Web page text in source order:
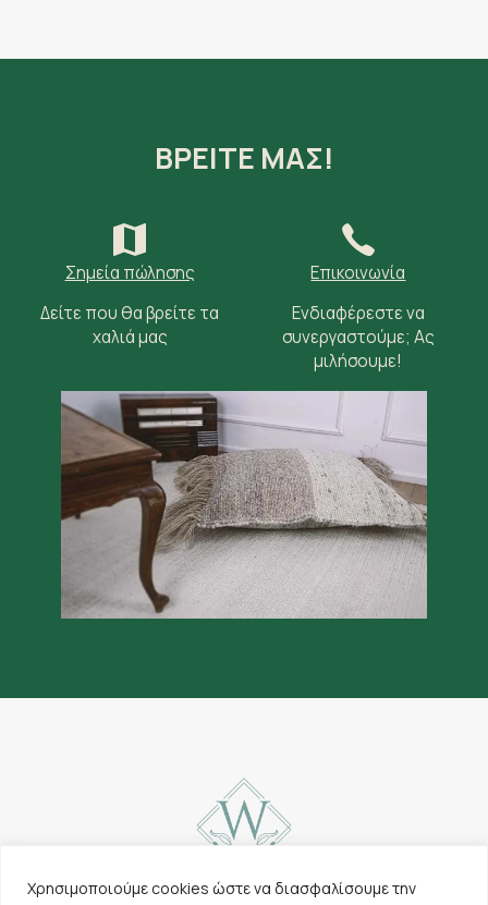
Χρησιμοποιούμε cookies ώστε να διασφαλίσουμε την
ΒΡΕΙΤΕ ΜΑΣ!
Σημεία πώλησης
Δείτε που θα βρείτε τα
χαλιά μας
Επικοινωνία
Ενδιαφέρεστε να
συνεργαστούμε; Ας
μιλήσουμε!